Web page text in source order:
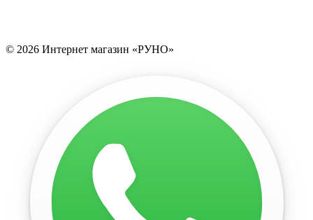
© 2026 Интернет магазин «РУНО»